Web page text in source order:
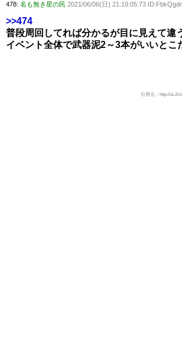
478: 名も無き星の民 2021/06/06(日) 21:19:05.73
>>474
普段周回してれば分かるが目に見えて違
イベント全体で武器泥2～3本がいいとこ
引用元：http://